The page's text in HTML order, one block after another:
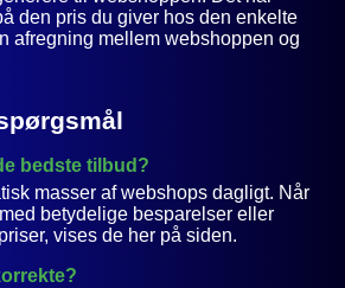
den pris du giver hos den enkelte
afregning mellem webshoppen og
bedste tilbud?
masser af webshops dagligt. Når
betydelige besparelser eller
vises de her på siden.